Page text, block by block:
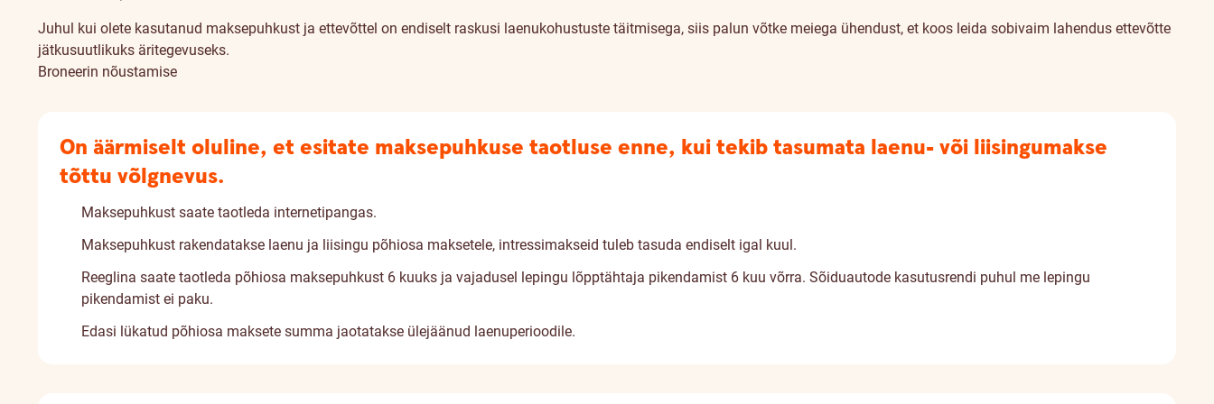
Juhul kui olete kasutanud maksepuhkust ja ettevõttel on endiselt raskusi laenukohustuste täitmisega, siis palun võtke meiega ühendust, et koos leida sobivaim lahendus ettevõtte
jätkusuutlikuks äritegevuseks.
Broneerin nõustamise
On äärmiselt oluline, et esitate maksepuhkuse taotluse enne, kui tekib tasumata laenu- või liisingumakse
tõttu võlgnevus.
Maksepuhkust saate taotleda internetipangas.
Maksepuhkust rakendatakse laenu ja liisingu põhiosa maksetele, intressimakseid tuleb tasuda endiselt igal kuul.
Reeglina saate taotleda põhiosa maksepuhkust 6 kuuks ja vajadusel lepingu lõpptähtaja pikendamist 6 kuu võrra. Sõiduautode kasutusrendi puhul me lepingu
pikendamist ei paku.
Edasi lükatud põhiosa maksete summa jaotatakse ülejäänud laenuperioodile.